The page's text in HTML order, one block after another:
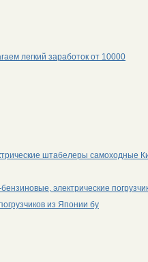
легкий заработок от 10000
штабелеры самоходные
электрические
из Японии бу